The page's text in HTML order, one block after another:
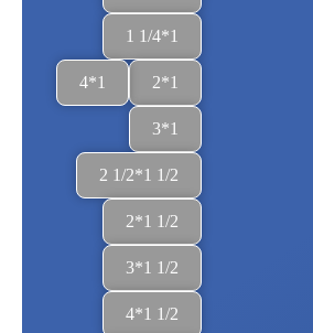
1*1/4 1
1*2
1*4
1*3
1/2 1*1/2 2
1/2 1*2
1/2 1*3
1/2 1*4